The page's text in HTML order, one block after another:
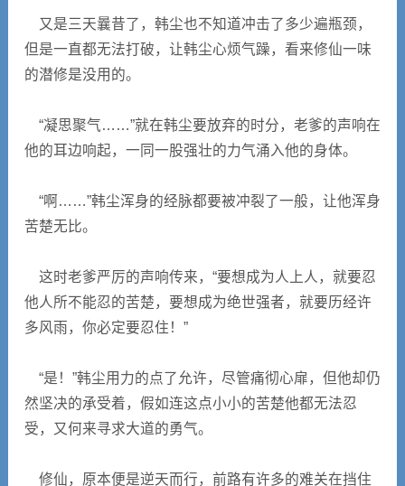
又是三天曩昔了，韩尘也不知道冲击了多少遍瓶颈，
但是一直都无法打破，让韩尘心烦气躁，看来修仙一味
的潜修是没用的。
“凝思聚气……”就在韩尘要放弃的时分，老爹的声响在
他的耳边响起，一同一股强壮的力气涌入他的身体。
“啊……”韩尘浑身的经脉都要被冲裂了一般，让他浑身
苦楚无比。
这时老爹严厉的声响传来，“要想成为人上人，就要忍
他人所不能忍的苦楚，要想成为绝世强者，就要历经许
多风雨，你必定要忍住！”
“是！”韩尘用力的点了允许，尽管痛彻心扉，但他却仍
然坚决的承受着，假如连这点小小的苦楚他都无法忍
受，又何来寻求大道的勇气。
修仙，原本便是逆天而行，前路有许多的难关在挡住